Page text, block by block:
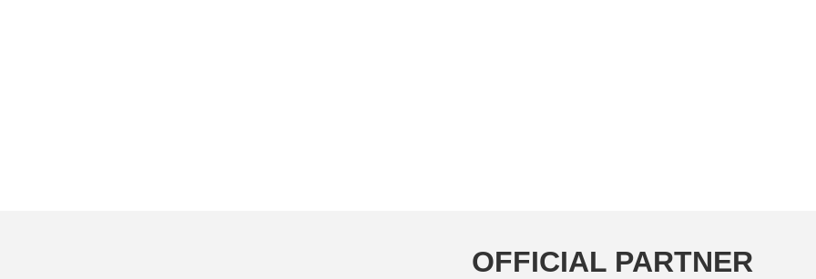
OFFICIAL PARTNER